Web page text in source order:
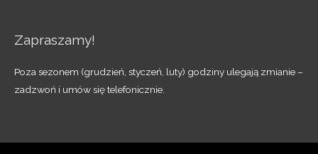
Zapraszamy!
Poza sezonem (grudzień, styczeń, luty) godziny ulegają zmianie –
zadzwoń i umów się telefonicznie.